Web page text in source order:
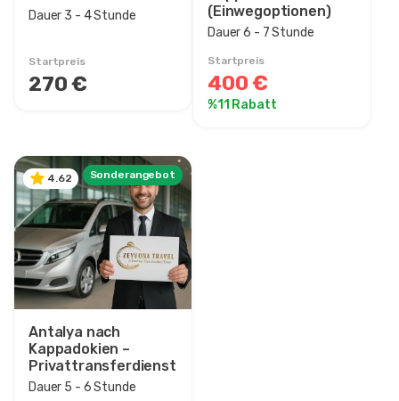
Dauer 3 - 4 Stunde
Startpreis
270 €
(Einwegoptionen)
Dauer 6 - 7 Stunde
Startpreis
400 €
%11 Rabatt
4.62 Sonderangebot
Antalya nach
Kappadokien –
Privattransferdienst
Dauer 5 - 6 Stunde